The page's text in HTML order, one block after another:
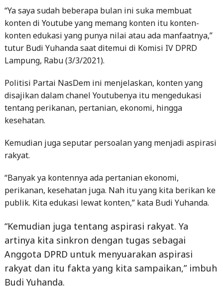
“Ya saya sudah beberapa bulan ini suka membuat
konten di Youtube yang memang konten itu konten-
konten edukasi yang punya nilai atau ada manfaatnya,”
tutur Budi Yuhanda saat ditemui di Komisi IV DPRD
Lampung, Rabu (3/3/2021).
Politisi Partai NasDem ini menjelaskan, konten yang
disajikan dalam chanel Youtubenya itu mengedukasi
tentang perikanan, pertanian, ekonomi, hingga
kesehatan.
Kemudian juga seputar persoalan yang menjadi aspirasi
rakyat.
“Banyak ya kontennya ada pertanian ekonomi,
perikanan, kesehatan juga. Nah itu yang kita berikan ke
publik. Kita edukasi lewat konten,” kata Budi Yuhanda.
“Kemudian juga tentang aspirasi rakyat. Ya
artinya kita sinkron dengan tugas sebagai
Anggota DPRD untuk menyuarakan aspirasi
rakyat dan itu fakta yang kita sampaikan,” imbuh
Budi Yuhanda.